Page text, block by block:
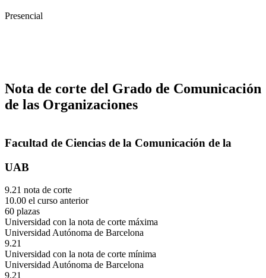
Presencial
Nota de corte del Grado de Comunicación
de las Organizaciones
Facultad de Ciencias de la Comunicación de la
UAB
9.21 nota de corte
10.00 el curso anterior
60 plazas
Universidad con la nota de corte máxima
Universidad Autónoma de Barcelona
9.21
Universidad con la nota de corte mínima
Universidad Autónoma de Barcelona
9.21